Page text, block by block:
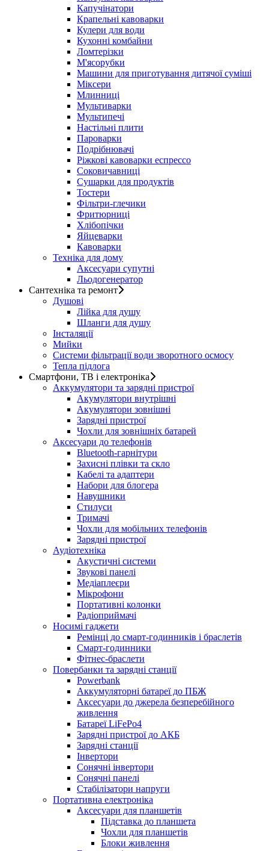
Капучінатори
Крапельні кавоварки
Кулери для води
Кухонні комбайни
Ломтерізки
М'ясорубки
Машини для приготування дитячої суміші
Міксери
Млинниці
Мультиварки
Мультипечі
Настільні плити
Пароварки
Подрібнювачі
Ріжкові кавоварки еспрессо
Соковичавниці
Сушарки для продуктів
Тостери
Фільтри-глечики
Фритюрниці
Хлібопічки
Яйцеварки
Кавоварки
Техніка для дому
Аксесуари супутні
Льодогенератор
Сантехніка та ремонт
Душові
Лійка для душу
Шланги для душу
Інсталяції
Мийки
Системи фільтрації води зворотного осмосу
Тепла підлога
Смартфони, ТВ і електроніка
Аккумулятори та зарядні пристрої
Акумулятори внутрішні
Акумулятори зовнішні
Зарядні пристрої
Чохли для зовнішніх батарей
Аксесуари до телефонів
Bluetooth-гарнітури
Захисні плівки та скло
Кабелі та адаптери
Набори для блогера
Навушники
Стилуси
Тримачі
Чохли для мобільних телефонів
Зарядні пристрої
Аудіотехніка
Акустичні системи
Звукові панелі
Медіаплеєри
Мікрофони
Портативні колонки
Радіоприймачі
Носимі гаджети
Ремінці до смарт-годинників і браслетів
Смарт-годинники
Фітнес-браслети
Повербанки та зарядні станції
Powerbank
Аккумуляторні батареї до ПБЖ
Аксесуари до джерела безперебійного
живлення
Батареї LiFePo4
Зарядні пристрої до АКБ
Зарядні станції
Інвертори
Сонячні інвертори
Сонячні панелі
Стабілізатори напруги
Портативна електроніка
Аксесуари для планшетів
Підставка до планшета
Чохли для планшетів
Блоки живлення